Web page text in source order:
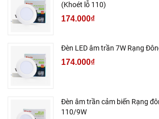
(Khoét lỗ 110)
174.000₫
Đèn LED âm trần 7W Rạng
174.000₫
Đèn âm trần cảm biến Rạng
110/9W